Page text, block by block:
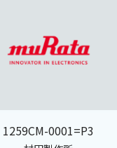
1259CM-0001=P3